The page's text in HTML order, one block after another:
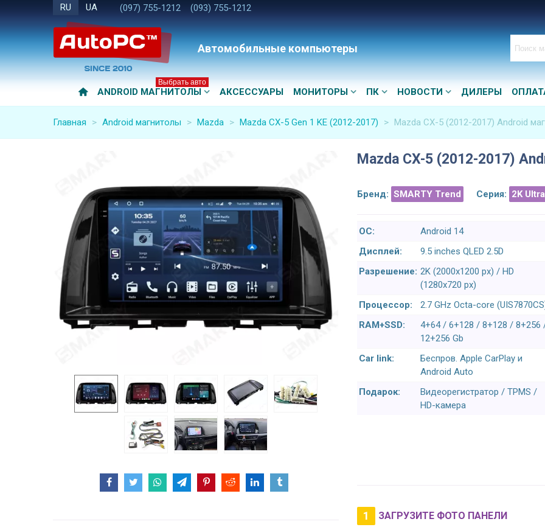
RU UA (097) 755-1212 (093) 755-1212
Автомобильные компьютеры
ANDROID МАГНИТОЛЫ
Выбрать авто
АКСЕССУАРЫ МОНИТОРЫ ПК НОВОСТИ ДИЛЕРЫ
Главная > Android магнитолы > Mazda > Mazda CX-5 Gen 1 KE (2012-2017) > Mazda CX-5 (2012-2017) Android
Mazda CX-5 (2012-2017)
Бренд: SMARTY Trend Серия: 2K
ОС:
Android 14
Дисплей:
9.5 inches QLED 2.5D
Разрешение: 2K (2000x1200 px) / HD
(1280x720 px)
Процессор:
2.7 GHz Octa-core
RAM+SSD:
4+64 / 6+128 / 8+128 / 8+256
12+256 Gb
Car link:
Беспров. Apple CarPlay и
Android Auto
Подарок:
Видеорегистратор / TPMS /
HD-камера
1 ЗАГРУЗИТЕ ФОТО ПАНЕЛИ